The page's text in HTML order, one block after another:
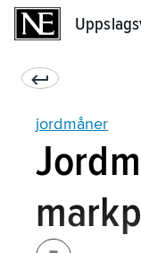
jordmåner